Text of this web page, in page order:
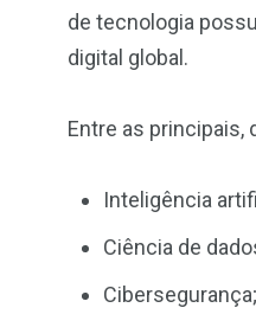
de tecnologia
digital global.
Entre as principais,
Inteligência
Ciência de
Cibersegurança;